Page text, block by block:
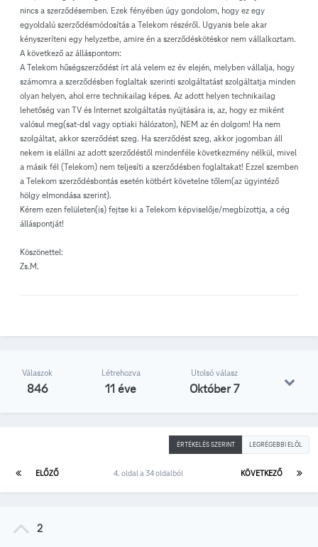
nincs a szerződésemben. Ezek fényében úgy gondolom, hogy ez egy
egyoldalú szerződésmódosítás a Telekom részéről. Ugyanis bele akar
kényszeríteni egy helyzetbe, amire én a szerződéskötéskor nem vállalkoztam.
A következő az álláspontom:
A Telekom hűségszerződést írt alá velem ez év elején, melyben vállalja, hogy
számomra a szerződésben foglaltak szerinti szolgáltatást szolgáltatja minden
olyan helyen, ahol erre technikailag képes. Az adott helyen technikailag
lehetőség van TV és Internet szolgáltatás nyújtására is, az, hogy ez miként
valósul meg(sat-dsl vagy optiaki hálózaton), NEM az én dolgom! Ha nem
szolgáltat, akkor szerződést szeg. Ha szerződést szeg, akkor jogomban áll
nekem is elállni az adott szerződéstől mindenféle következmény nélkül, mivel
a másik fél (Telekom) nem teljesíti a szerződésben foglaltakat! Ezzel szemben
a Telekom szerződésbontás esetén kötbért követelne tőlem(az ügyintéző
hölgy elmondása szerint).
Kérem ezen felületen(is) fejtse ki a Telekom képviselője/megbízottja, a cég
álláspontját!
Köszönettel:
Zs.M.
Válaszok
846
Létrehozva
11 éve
Utolsó válasz
Október 7
ÉRTÉKELÉS SZERINT LEGRÉGEBBI ELÖL
ELŐZŐ KÖVETKEZŐ
4. oldal a 34 oldalból
2